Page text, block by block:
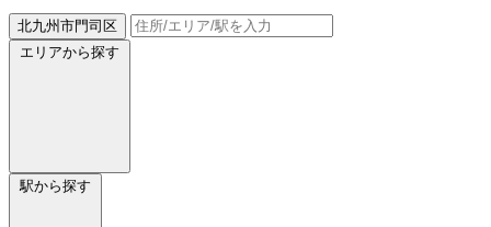
北九州市門司区
エリアから探す
駅から探す